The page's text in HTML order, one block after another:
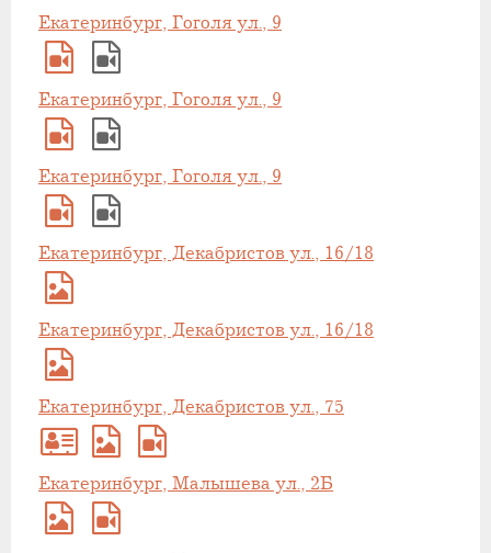
Екатеринбург, Гоголя ул., 9
Екатеринбург, Гоголя ул., 9
Екатеринбург, Гоголя ул., 9
Екатеринбург, Декабристов ул., 16/18
Екатеринбург, Декабристов ул., 16/18
Екатеринбург, Декабристов ул., 75
Екатеринбург, Малышева ул., 2Б